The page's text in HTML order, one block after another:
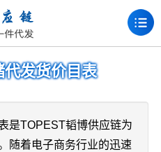
发货价目表
是TOPEST韬博供应链为
随着电子商务行业的迅速